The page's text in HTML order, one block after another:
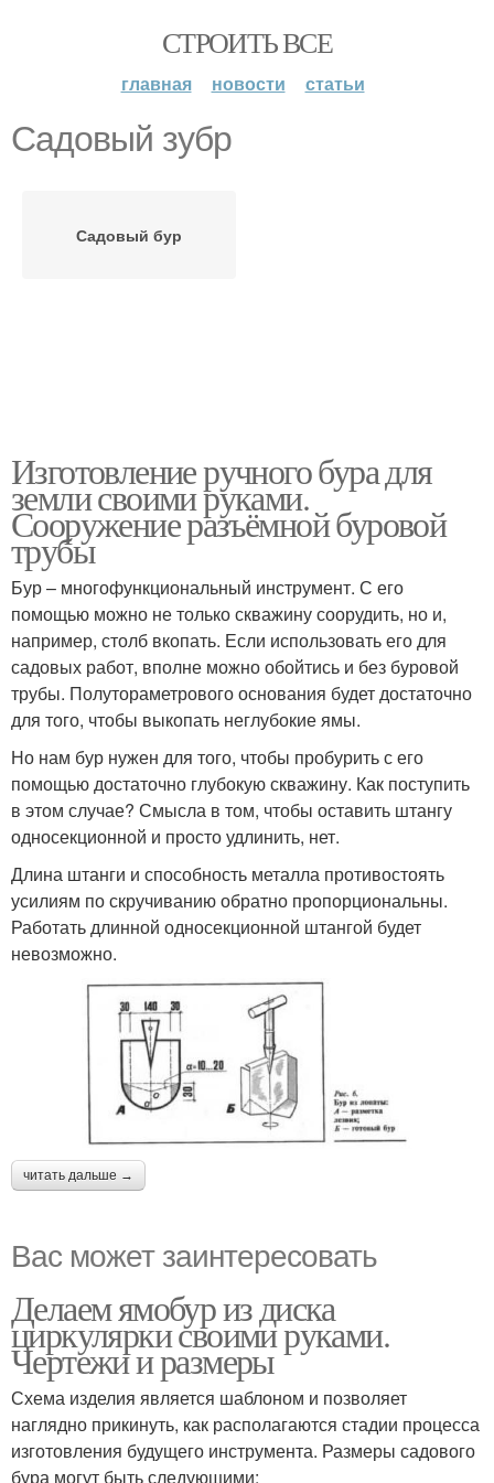
СТРОИТЬ ВСЕ
главная новости статьи
Садовый зубр
Садовый бур
Изготовление ручного бура для
земли своими руками.
Сооружение разъёмной буровой
трубы
Бур – многофункциональный инструмент. С его
помощью можно не только скважину соорудить, но и,
например, столб вкопать. Если использовать его для
садовых работ, вполне можно обойтись и без буровой
трубы. Полутораметрового основания будет достаточно
для того, чтобы выкопать неглубокие ямы.
Но нам бур нужен для того, чтобы пробурить с его
помощью достаточно глубокую скважину. Как поступить
в этом случае? Смысла в том, чтобы оставить штангу
односекционной и просто удлинить, нет.
Длина штанги и способность металла противостоять
усилиям по скручиванию обратно пропорциональны.
Работать длинной односекционной штангой будет
невозможно.
читать дальше →
Вас может заинтересовать
Делаем ямобур из диска
циркулярки своими руками.
Чертежи и размеры
Схема изделия является шаблоном и позволяет
наглядно прикинуть, как располагаются стадии процесса
изготовления будущего инструмента. Размеры садового
бура могут быть следующими: